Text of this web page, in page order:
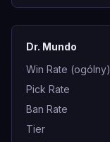
Dr. Mundo
Win Rate (ogólny)
Pick Rate
Ban Rate
Tier